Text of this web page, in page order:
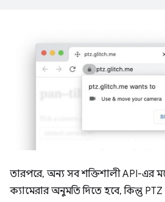
তারপরে, অন্য সব শক্তিশালী API-এর
ক্যামেরার অনুমতি দিতে হবে, কিন্তু